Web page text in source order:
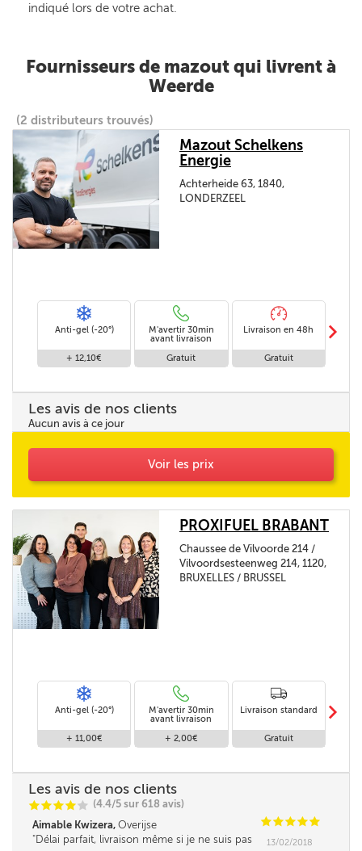
indiqué lors de votre achat.
Fournisseurs de mazout qui livrent à
Weerde
(2 distributeurs trouvés)
Mazout Schelkens
Energie
Achterheide 63, 1840,
LONDERZEEL
Anti-gel (-20°)
+ 12,10€
M'avertir 30min
avant livraison
Gratuit
Livraison en 48h
Gratuit
m
Les avis de nos clients
Aucun avis à ce jour
Voir les prix
PROXIFUEL BRABANT
Chaussee de Vilvoorde 214 /
Vilvoordsesteenweg 214, 1120,
BRUXELLES / BRUSSEL
Anti-gel (-20°)
+ 11,00€
M'avertir 30min
avant livraison
+ 2,00€
Livraison standard
Gratuit
m
Les avis de nos clients
CCCC C (4.4/5 sur 618 avis)
Aimable Kwizera, Overijse CCCCC
Délai parfait, livraison même si je ne suis pas
13/02/2018